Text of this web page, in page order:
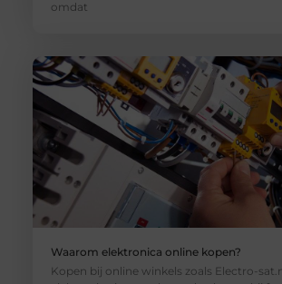
omdat
Waarom elektronica online kopen?
Kopen bij online winkels zoals Electro-